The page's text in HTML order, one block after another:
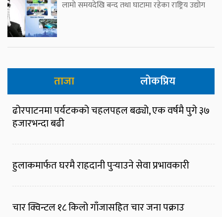
लामो समयदेखि बन्द तथा घाटामा रहेका राष्ट्रिय उद्योग
ताजा लोकप्रिय
ढोरपाटनमा पर्यटकको चहलपहल बढ्यो, एक वर्षमै पुगे ३७
हजारभन्दा बढी
हुलाकमार्फत घरमै राहदानी पुर्‍याउने सेवा प्रभावकारी
चार क्विन्टल १८ किलो गाँजासहित चार जना पक्राउ